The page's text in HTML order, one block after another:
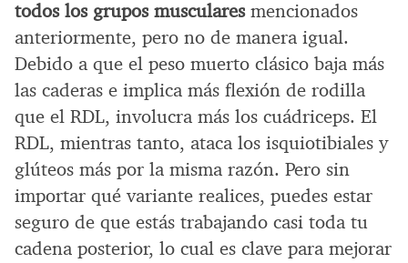
todos los grupos muscularesmencionados
anteriormente, pero no de manera igual.
Debido a que el peso muerto clásico baja más
las caderas e implica más flexión de rodilla
que el RDL, involucra más los cuádriceps. El
RDL, mientras tanto, ataca los isquiotibiales y
glúteos más por la misma razón. Pero sin
importar qué variante realices, puedes estar
seguro de que estás trabajando casi toda tu
cadena posterior, lo cual es clave para mejorar